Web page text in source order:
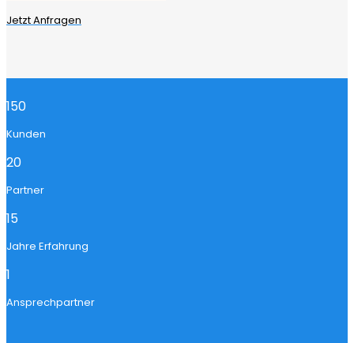
Jetzt Anfragen
150
Kunden
20
Partner
15
Jahre Erfahrung
1
Ansprechpartner